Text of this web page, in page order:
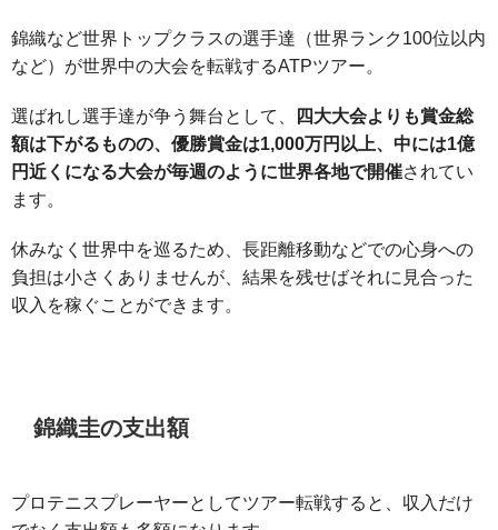
錦織など世界トップクラスの選手達（世界ランク100位以内
など）が世界中の大会を転戦するATPツアー。
選ばれし選手達が争う舞台として、
四大大会よりも賞金総
額は下がるものの、優勝賞金は1,000万円以上、中には1億
円近くになる大会が毎週のように世界各地で開催されてい
ます。
休みなく世界中を巡るため、長距離移動などでの心身への
負担は小さくありませんが、結果を残せばそれに見合った
収入を稼ぐことができます。
錦織圭の支出額
プロテニスプレーヤーとしてツアー転戦すると、収入だけ